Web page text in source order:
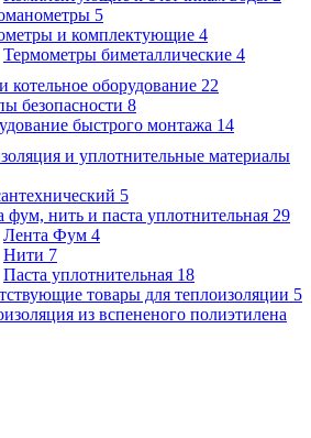
5
и комплектующие 4
Термометры биметаллические 4
котельное оборудование 22
безопасности 8
быстрого монтажа 14
и уплотнительные материалы
5
фум, нить и паста уплотнительная 29
Лента Фум 4
Нити 7
Паста уплотнительная 18
товары для теплоизоляции 5
из вспененого полиэтилена